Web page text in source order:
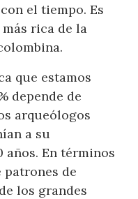
el tiempo. Es
rica de la
que estamos
depende de
arqueólogos
a su
años. En términos
patrones de
los grandes